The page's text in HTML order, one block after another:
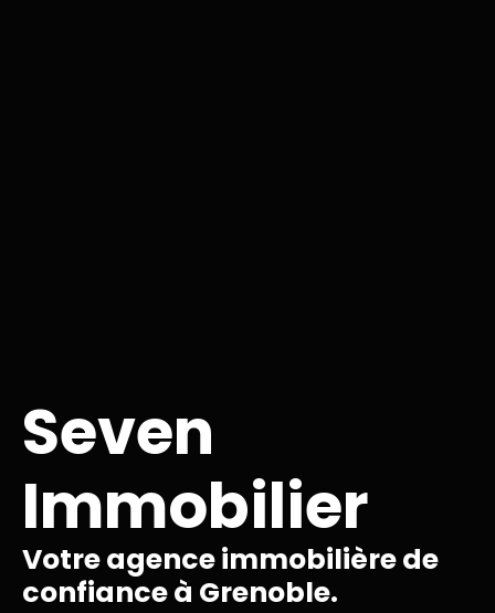
Seven
Immobilier
Votre agence immobilière de
confiance à Grenoble.